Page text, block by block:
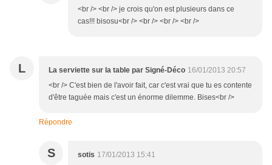
<br /> <br /> je crois qu'on est plusieurs dans ce
cas!!! bisosu<br /> <br /> <br /> <br />
L La serviette sur la table par Signé-Déco 16/01/2013 20:57
<br /> C'est bien de l'avoir fait, car c'est vrai que tu es contente
d'être taguée mais c'est un énorme dilemme. Bises<br />
Répondre
S sotis 17/01/2013 15:41